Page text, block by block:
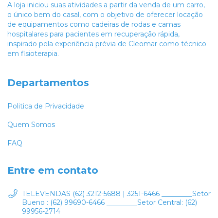
A loja iniciou suas atividades a partir da venda de um carro,
o único bem do casal, com o objetivo de oferecer locação
de equipamentos como cadeiras de rodas e camas
hospitalares para pacientes em recuperação rápida,
inspirado pela experiência prévia de Cleomar como técnico
em fisioterapia.
Departamentos
Politica de Privacidade
Quem Somos
FAQ
Entre em contato
TELEVENDAS (62) 3212-5688 | 3251-6466 _________Setor
Bueno : (62) 99690-6466 _________Setor Central: (62)
99956-2714